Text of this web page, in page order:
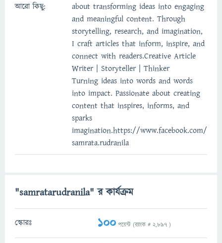
আরো কিছু:
about transforming ideas into engaging
and meaningful content. Through
storytelling, research, and imagination,
I craft articles that inform, inspire, and
connect with readers.Creative Article
Writer | Storyteller | Thinker
Turning ideas into words and words
into impact. Passionate about creating
content that inspires, informs, and
sparks
imagination.https://www.facebook.com/
samrata.rudranila
"samratarudranila" র কার্যক্রম
স্কোরঃ 100 পয়েন্ট (র‌্যাংক # 2,897 )